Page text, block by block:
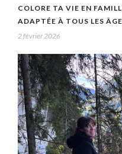
COLORE TA VIE EN
ADAPTÉE À TOUS LES
2 février 2026